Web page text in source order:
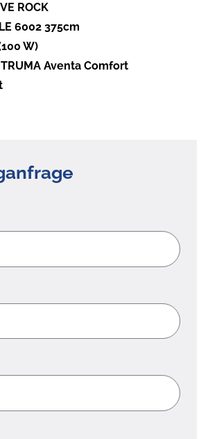
ROCK
6002 375cm
W)
Aventa Comfort